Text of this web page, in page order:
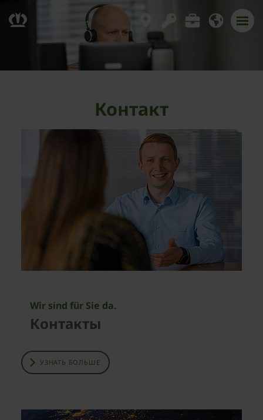
Контакт
Wir sind für Sie da.
Контакты
УЗНАТЬ БОЛЬШЕ